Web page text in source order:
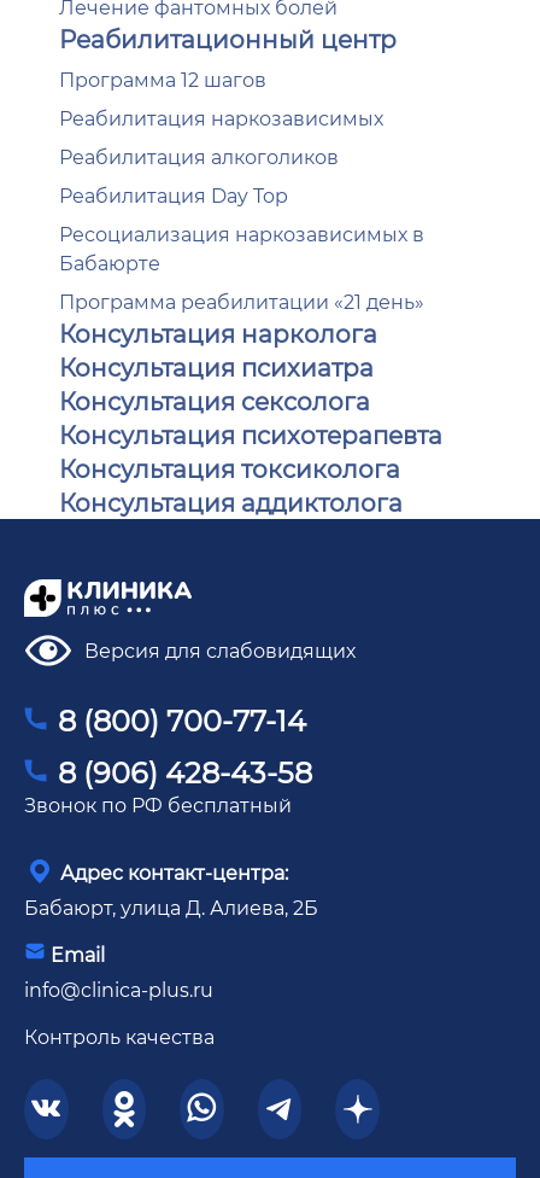
Лечение фантомных болей
Реабилитационный центр
Программа 12 шагов
Реабилитация наркозависимых
Реабилитация алкоголиков
Реабилитация Day Top
Ресоциализация наркозависимых в
Бабаюрте
Программа реабилитации «21 день»
Консультация нарколога
Консультация психиатра
Консультация сексолога
Консультация психотерапевта
Консультация токсиколога
Консультация аддиктолога
Версия для слабовидящих
8 (800) 700-77-14
8 (906) 428-43-58
Звонок по РФ бесплатный
Адрес контакт-центра:
Бабаюрт, улица Д. Алиева, 2Б
Email
info@clinica-plus.ru
Контроль качества